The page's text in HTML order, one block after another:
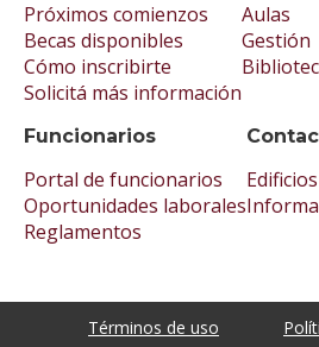
Próximos comienzos
Becas disponibles
Cómo inscribirte
Solicitá más información
Aulas
Gestión
Funcionarios
Portal de funcionarios
Oportunidades laborales
Reglamentos
Términos de uso